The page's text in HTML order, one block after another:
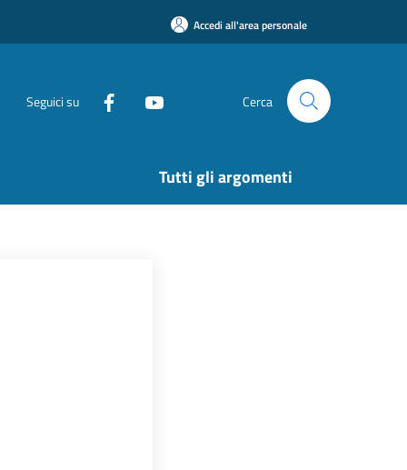
Accedi all'area personale
Seguici su Cerca
Tutti gli argomenti